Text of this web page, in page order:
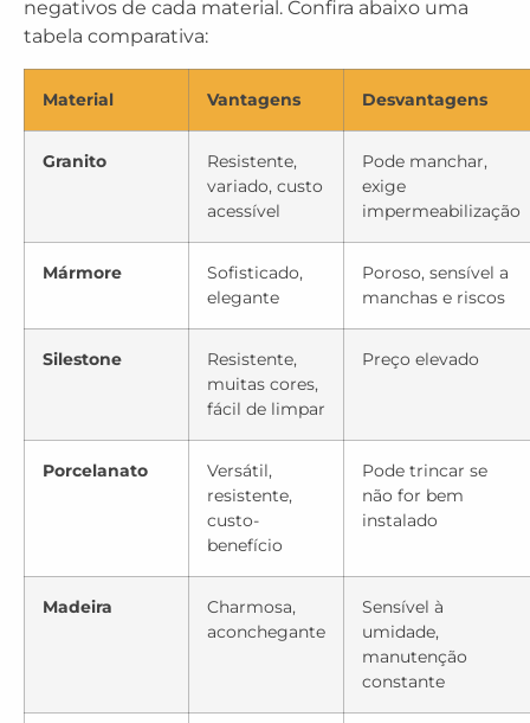
negativos de cada material. Confira abaixo uma
tabela comparativa:
Material Vantagens Desvantagens
Granito
Resistente,
variado, custo
acessível
Pode manchar,
exige
impermeabilização
Mármore
Sofisticado,
elegante
Poroso, sensível a
manchas e riscos
Silestone
Resistente,
muitas cores,
fácil de limpar
Preço elevado
Porcelanato
Versátil,
resistente,
custo-
benefício
Pode trincar se
não for bem
instalado
Madeira
Charmosa,
aconchegante
Sensível à
umidade,
manutenção
constante